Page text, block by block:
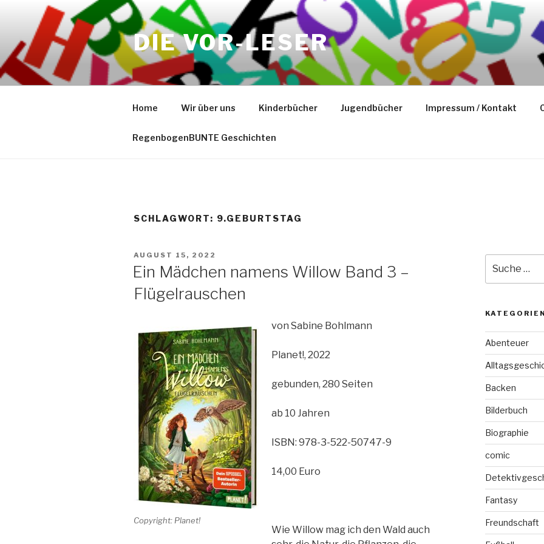
springen
DIE VOR-LESER
Home Wir über uns Kinderbücher Jugendbücher Impressum / Kontakt
RegenbogenBUNTE Geschichten
SCHLAGWORT: 9.GEBURTSTAG
VERÖFFENTLICHT
AUGUST 15, 2022
Ein Mädchen namens Willow Band 3 –
Flügelrauschen
Copyright: Planet!
von Sabine Bohlmann
Planet!, 2022
gebunden, 280 Seiten
ab 10 Jahren
ISBN: 978-3-522-50747-9
14,00 Euro
Wie Willow mag ich den Wald auch
nach:
KATEGORIEN
Abenteuer
Backen
Bilderbuch
Biographie
comic
Fantasy
Freundschaft